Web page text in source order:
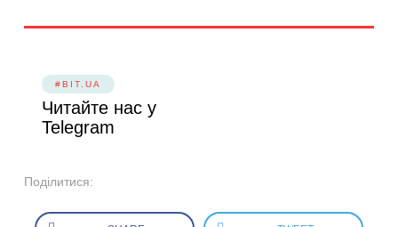
#BIT.UA
Читайте нас у
Telegram
Поділитися: